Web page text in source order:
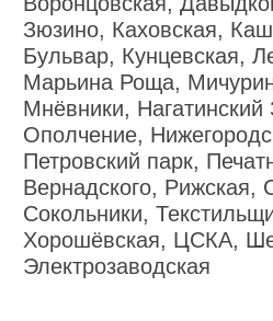
Зюзино, Каховская,
Бульвар, Кунцевская,
Марьина Роща,
Мнёвники,
Ополчение,
Петровский парк,
Вернадского, Рижская,
Сокольники,
Хорошёвская, ЦСКА,
Электрозаводская